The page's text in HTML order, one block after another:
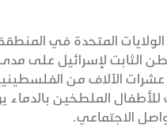
المتحدة في
الثابت لإسرائيل على مدى
الآلاف من
الملطخين بالدماء
الاجتماعي.